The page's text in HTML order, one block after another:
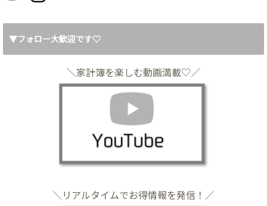
▼フォロー大歓迎です♡
＼家計簿を楽しむ動画満載♡／
＼リアルタイムでお得情報を発信！／